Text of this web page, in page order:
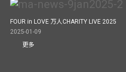
FOUR in LOVE 万人CHARITY LIVE 2025
2025-01-09
更多